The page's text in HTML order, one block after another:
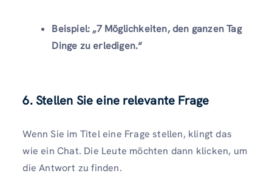
Beispiel: „7 Möglichkeiten, den ganzen Tag
Dinge zu erledigen.“
6. Stellen Sie eine relevante Frage
Wenn Sie im Titel eine Frage stellen, klingt das
wie ein Chat. Die Leute möchten dann klicken, um
die Antwort zu finden.